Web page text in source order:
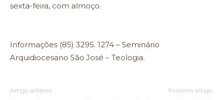
sexta-feira, com almoço.
Informações (85) 3295. 1274 – Seminário
Arquidiocesano São José – Teologia.
Artigo anterior Próximo artigo